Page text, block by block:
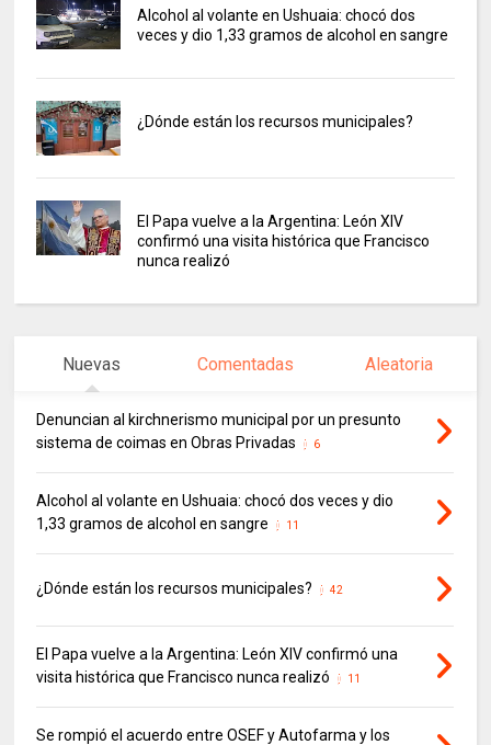
Alcohol al volante en Ushuaia: chocó dos
veces y dio 1,33 gramos de alcohol en sangre
¿Dónde están los recursos municipales?
El Papa vuelve a la Argentina: León XIV
confirmó una visita histórica que Francisco
nunca realizó
Nuevas Comentadas Aleatoria
Denuncian al kirchnerismo municipal por un presunto
sistema de coimas en Obras Privadas
6
Alcohol al volante en Ushuaia: chocó dos veces y dio
1,33 gramos de alcohol en sangre
11
¿Dónde están los recursos municipales? 42
El Papa vuelve a la Argentina: León XIV confirmó una
visita histórica que Francisco nunca realizó
11
Se rompió el acuerdo entre OSEF y Autofarma y los